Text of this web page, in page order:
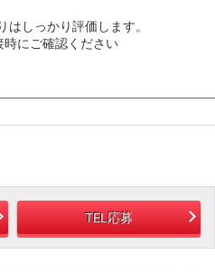
はしっかり評価します。
にご確認ください
TEL応募